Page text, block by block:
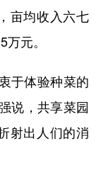
亩均收入六七
元。
于体验种菜的
说，共享菜园
射出人们的消